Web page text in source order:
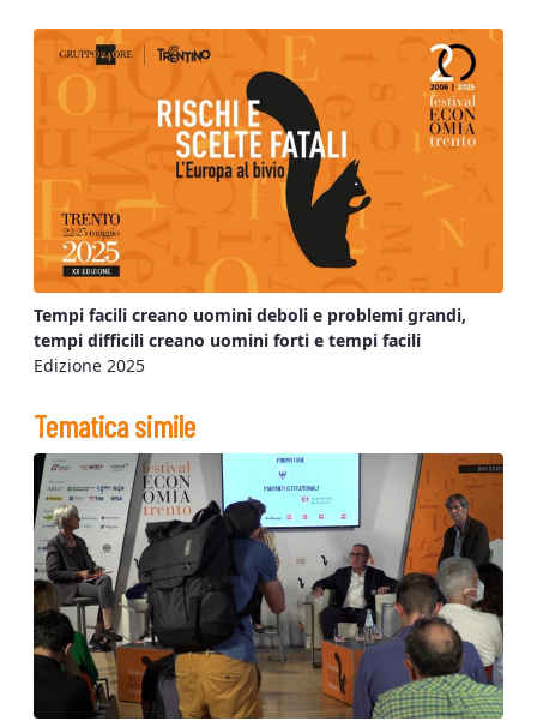
Tempi facili creano uomini deboli e problemi grandi,
tempi difficili creano uomini forti e tempi facili
Edizione 2025
Tematica simile